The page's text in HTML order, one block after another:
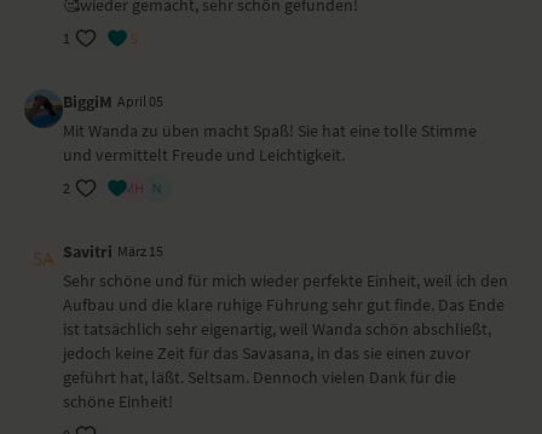
eignet sich besonders gut für die tägliche Praxis, denn sie ist ein guter
Mix aus Asanas einer Power-Yogasequenz.
Besonders zu beachten bei diesem Yoga-Video
Achte auf die korrekte Ausrichtung. Der Körper ist morgens noch nicht
so flexibel – gib ihm Zeit. Schließe die Augen und lass dich von diesem
herrlichen Flow tragen.
Das Yoga-Video haben wir während ihres Retreats im
Kubatzkiin Sankt Peter-Ording am Strand gedreht. Wanda trägt
Yogakleidung von Hey Honey.
🥰wieder gemacht, sehr schön gefunden!
1
BiggiM April 05
Mit Wanda zu üben macht Spaß! Sie hat eine tolle Stimme
und vermittelt Freude und Leichtigkeit.
2
Savitri März 15
Sehr schöne und für mich wieder perfekte Einheit, weil ich den
Aufbau und die klare ruhige Führung sehr gut finde. Das Ende
ist tatsächlich sehr eigenartig, weil Wanda schön abschließt,
jedoch keine Zeit für das Savasana, in das sie einen zuvor
geführt hat, läßt. Seltsam. Dennoch vielen Dank für die
schöne Einheit!